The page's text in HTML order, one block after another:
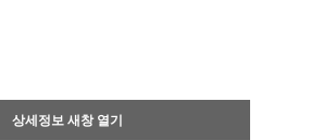
상세정보 새창 열기